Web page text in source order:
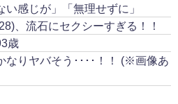
感じが」「無理せずに」
、流石にセクシーすぎる！！
歳
なりヤバそう････！！ (※画像あ